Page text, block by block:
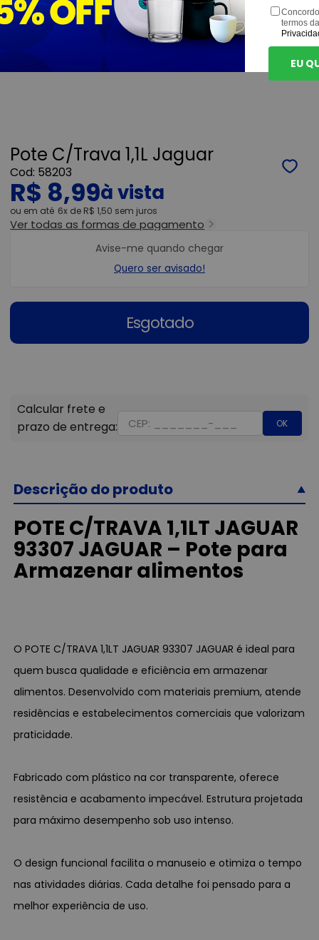
Pote C/Trava 1,1L Jaguar
58203
R$ 8,99
ou 6x de R$ 1,50 sem juros
Ver todas as formas de pagamento
Esgotado
Avise-me quando chegar
Quero ser avisado!
OK
Descrição do produto
POTE C/TRAVA 1,1LT JAGUAR
93307 JAGUAR – Pote para
Armazenar alimentos
O POTE C/TRAVA 1,1LT JAGUAR 93307 JAGUAR é ideal para
quem busca qualidade e eficiência em armazenar
alimentos. Desenvolvido com materiais premium, atende
residências e estabelecimentos comerciais que valorizam
praticidade.
Fabricado com plástico na cor transparente, oferece
resistência e acabamento impecável. Estrutura projetada
para máximo desempenho sob uso intenso.
O design funcional facilita o manuseio e otimiza o tempo
nas atividades diárias. Cada detalhe foi pensado para a
melhor experiência de uso.
termos
EU